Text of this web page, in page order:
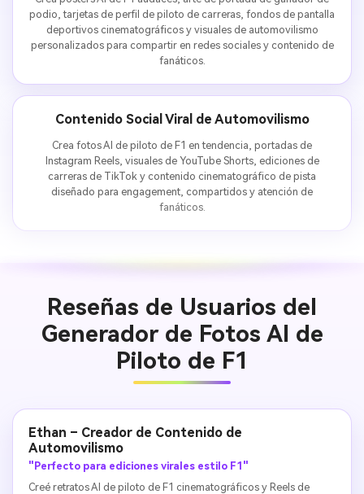
podio, tarjetas de perfil de piloto de carreras, fondos de pantalla
deportivos cinematográficos y visuales de automovilismo
personalizados para compartir en redes sociales y contenido de
fanáticos.
Contenido Social Viral de Automovilismo
Crea fotos AI de piloto de F1 en tendencia, portadas de
Instagram Reels, visuales de YouTube Shorts, ediciones de
carreras de TikTok y contenido cinematográfico de pista
diseñado para engagement, compartidos y atención de
fanáticos.
Reseñas de Usuarios del
Generador de Fotos AI de
Piloto de F1
Ethan – Creador de Contenido de
Automovilismo
"Perfecto para ediciones virales estilo F1"
Creé retratos AI de piloto de F1 cinematográficos y Reels de